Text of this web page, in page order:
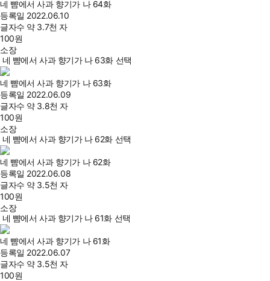
네 뺨에서 사과 향기가 나 64화
등록일 2022.06.10
글자수 약 3.7천 자
100원
소장
네 뺨에서 사과 향기가 나 63화 선택
네 뺨에서 사과 향기가 나 63화
등록일 2022.06.09
글자수 약 3.8천 자
100원
소장
네 뺨에서 사과 향기가 나 62화 선택
네 뺨에서 사과 향기가 나 62화
등록일 2022.06.08
글자수 약 3.5천 자
100원
소장
네 뺨에서 사과 향기가 나 61화 선택
네 뺨에서 사과 향기가 나 61화
등록일 2022.06.07
글자수 약 3.5천 자
100원